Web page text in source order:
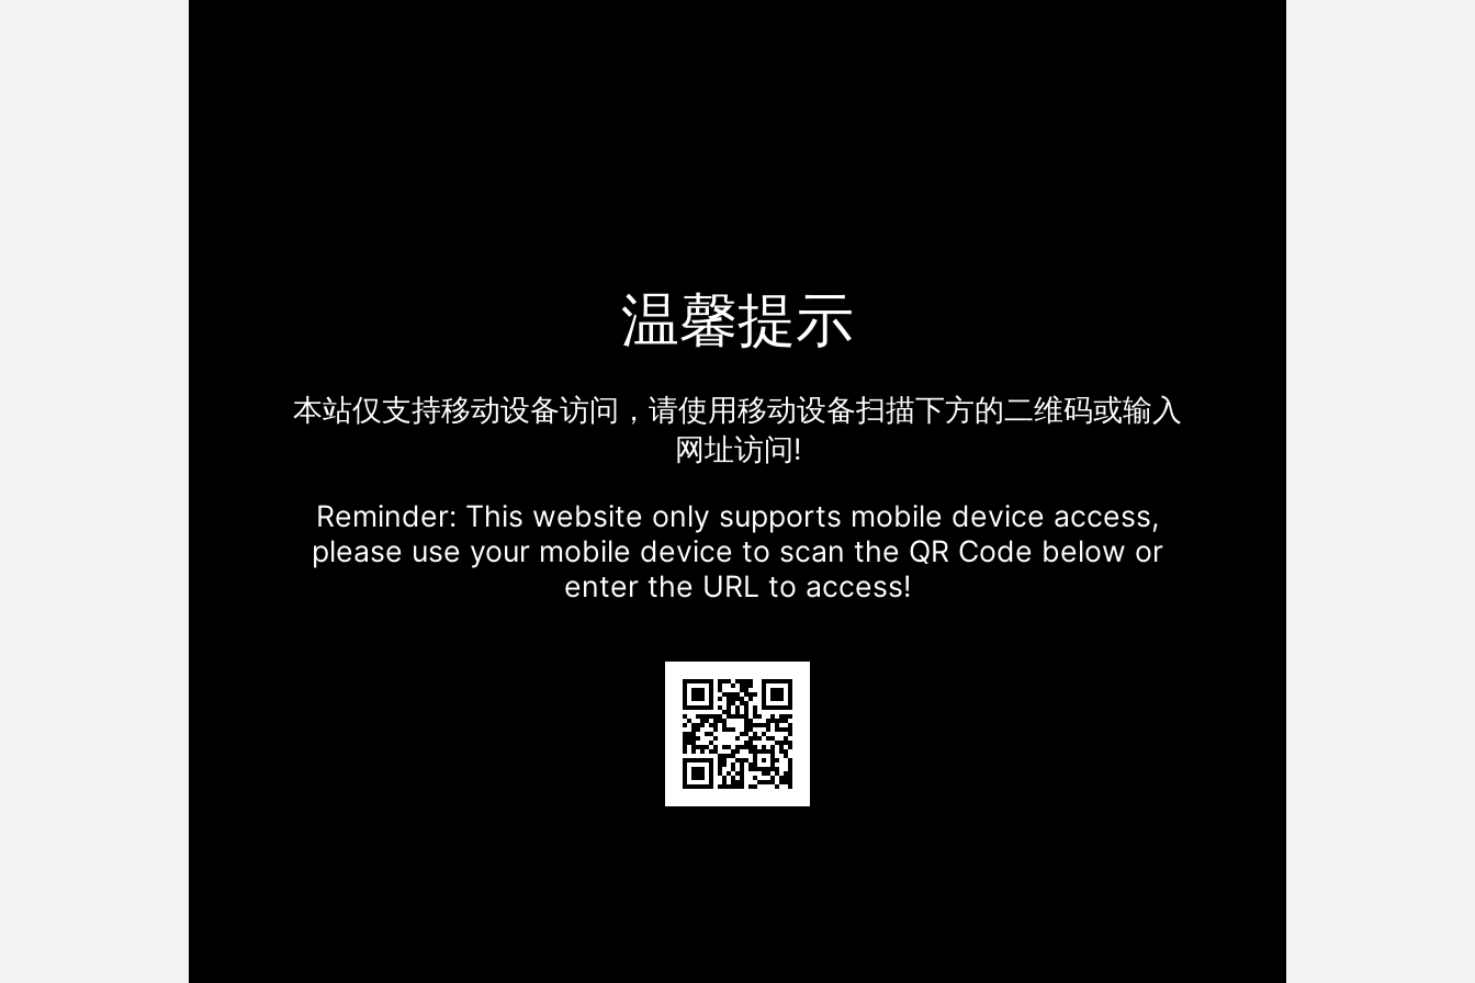
温馨提示
本站仅支持移动设备访问，请使用移动设备扫描下方的二维码或输入
网址访问!
Reminder: This website only supports mobile device access,
please use your mobile device to scan the QR Code below or
enter the URL to access!